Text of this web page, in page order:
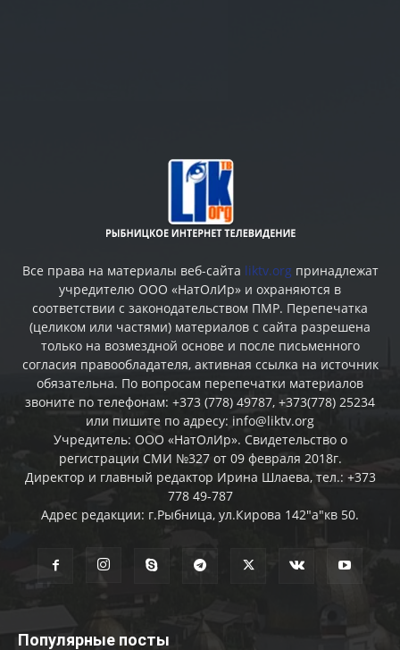
Все права на материалы веб-сайта liktv.org принадлежат
учредителю ООО «НатОлИр» и охраняются в
соответствии с законодательством ПМР. Перепечатка
(целиком или частями) материалов c сайта разрешена
только на возмездной основе и после письменного
согласия правообладателя, активная ссылка на источник
обязательна. По вопросам перепечатки материалов
звоните по телефонам: +373 (778) 49787, +373(778) 25234
или пишите по адресу: info@liktv.org
Учредитель: ООО «НатОлИр». Свидетельство о
регистрации СМИ №327 от 09 февраля 2018г.
Директор и главный редактор Ирина Шлаева, тел.: +373
778 49-787
Адрес редакции: г.Рыбница, ул.Кирова 142"а"кв 50.
Популярные посты